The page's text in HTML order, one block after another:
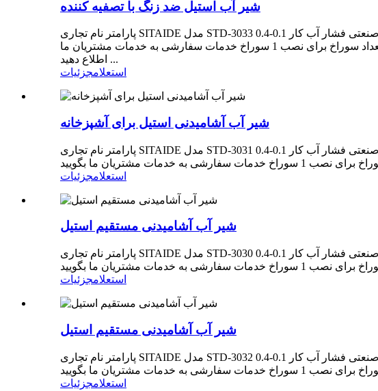
شیر آب استیل ضد زنگ با تصفیه کننده
پارامتر نام تجاری SITAIDE مدل STD-3033 مواد فولاد ضد زنگ محل مبدا ژجیانگ، چین کاربرد آشپزخانه سبک طراحی صنعتی فشار آب کار 0.1-0.4Mpa دقت فیلتر 0.01 میلی متر ویژگی ها
با عملکرد تصفیه آب نوع نصب حوضه عمودی نصب شده نوع دستگیره مشکی تعداد دستگیره دستگیره دوتایی تعداد سوراخ برای نصب 1 سوراخ خدمات سفارشی به خدمات مشتریان ما
اطلاع دهید ...
استعلامجزئیات
شیر آب آشامیدنی استیل برای آشپزخانه
پارامتر نام تجاری SITAIDE مدل STD-3031 مواد فولاد ضد زنگ محل مبدا ژجیانگ، چین کاربرد آشپزخانه سبک طراحی صنعتی فشار آب کار 0.1-0.4Mpa دقت فیلتر 0.01 میلی متر ویژگی ها
استعلامجزئیات
شیر آب آشامیدنی مستقیم استیل
پارامتر نام تجاری SITAIDE مدل STD-3030 مواد فولاد ضد زنگ محل مبدا ژجیانگ، چین کاربرد آشپزخانه سبک طراحی صنعتی فشار آب کار 0.1-0.4Mpa دقت فیلتر 0.01 میلی متر ویژگی ها
استعلامجزئیات
شیر آب آشامیدنی مستقیم استیل
پارامتر نام تجاری SITAIDE مدل STD-3032 مواد فولاد ضد زنگ محل مبدا ژجیانگ، چین کاربرد آشپزخانه سبک طراحی صنعتی فشار آب کار 0.1-0.4Mpa دقت فیلتر 0.01 میلی متر ویژگی ها
استعلامجزئیات